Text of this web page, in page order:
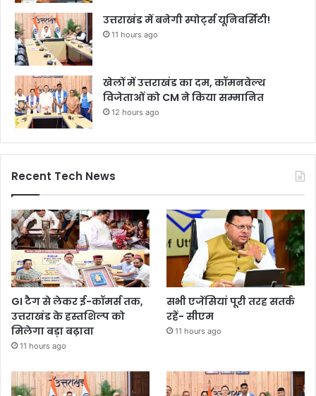
उत्तराखंड में बनेगी स्पोर्ट्स यूनिवर्सिटी!
11 hours ago
खेलों में उत्तराखंड का दम, कॉमनवेल्थ
विजेताओं को CM ने किया सम्मानित
12 hours ago
Recent Tech News
GI टैग से लेकर ई-कॉमर्स तक,
उत्तराखंड के हस्तशिल्प को
मिलेगा बड़ा बढ़ावा
11 hours ago
सभी एजेंसियां पूरी तरह सतर्क
रहें- सीएम
11 hours ago